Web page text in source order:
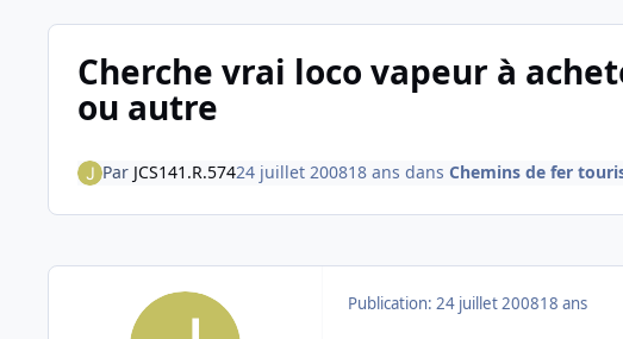
Cherche vrai loco vapeur à
ou autre
Par JCS141.R.57424 juillet 200818 ans dans Chemins de fer
Publication: 24 juillet 200818 ans